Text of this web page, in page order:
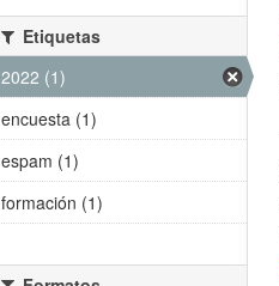
Etiquetas
2022 (1)
encuesta (1)
espam (1)
formación (1)